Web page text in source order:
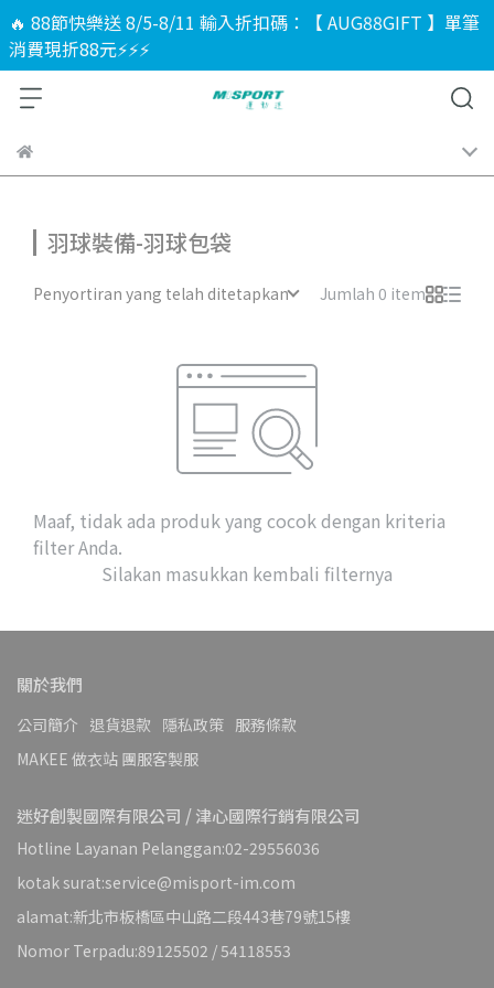
🔥 88節快樂送 8/5-8/11 輸入折扣碼：【 AUG88GIFT 】單筆
消費現折88元⚡⚡⚡
羽球裝備-羽球包袋
Penyortiran yang telah ditetapkan Jumlah 0 item
Maaf, tidak ada produk yang cocok dengan kriteria
filter Anda.
Silakan masukkan kembali filternya
關於我們
公司簡介 退貨退款 隱私政策 服務條款
MAKEE 做衣站 團服客製服
迷好創製國際有限公司 / 津心國際行銷有限公司
Hotline Layanan Pelanggan:02-29556036
kotak surat:service@misport-im.com
alamat:新北市板橋區中山路二段443巷79號15樓
Nomor Terpadu:89125502 / 54118553